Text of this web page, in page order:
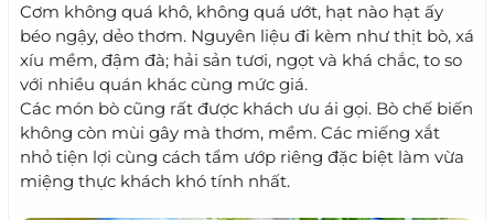
Cơm không quá khô, không quá ướt, hạt nào hạt ấy
béo ngậy, dẻo thơm. Nguyên liệu đi kèm như thịt bò, xá
xíu mềm, đậm đà; hải sản tươi, ngọt và khá chắc, to so
với nhiều quán khác cùng mức giá.
Các món bò cũng rất được khách ưu ái gọi. Bò chế biến
không còn mùi gây mà thơm, mềm. Các miếng xắt
nhỏ tiện lợi cùng cách tẩm ướp riêng đặc biệt làm vừa
miệng thực khách khó tính nhất.